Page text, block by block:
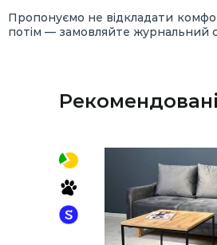
Пропонуємо не відкладати
потім — замовляйте журнальний